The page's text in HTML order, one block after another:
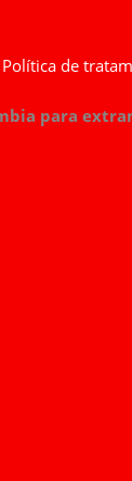
Política de
para